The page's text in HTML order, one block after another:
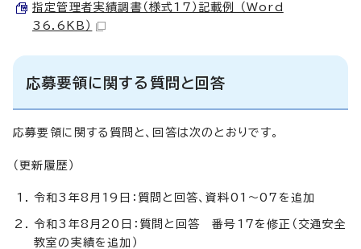
指定管理者実績調書（様式17）記載例 （Word
36.6KB）
応募要領に関する質問と回答
応募要領に関する質問と、回答は次のとおりです。
（更新履歴）
令和3年8月19日：質問と回答、資料01～07を追加
令和3年8月20日：質問と回答 番号17を修正（交通安全
教室の実績を追加）